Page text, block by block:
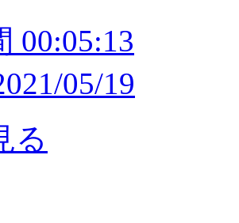
00:05:13
05/19
る